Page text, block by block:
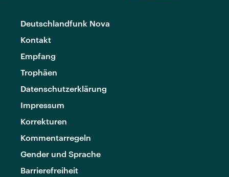
Deutschlandfunk Nova
Kontakt
Empfang
Trophäen
Datenschutzerklärung
Impressum
Korrekturen
Kommentarregeln
Gender und Sprache
Barrierefreiheit